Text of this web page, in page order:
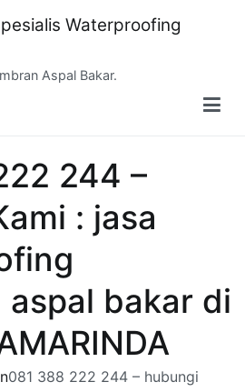
Waterproofing
Aspal Bakar.
244 –
: jasa
aspal bakar di
081 388 222 244 – hubungi